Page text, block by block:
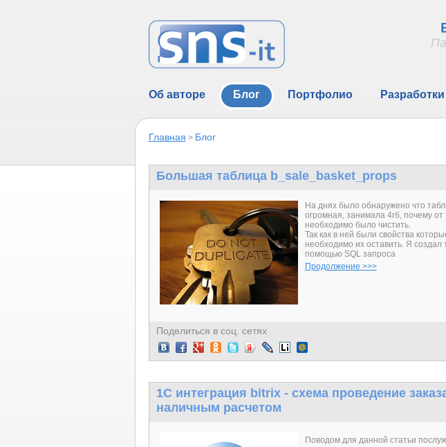
Об авторе Блог Портфолио Разработки
Главная > Блог
Большая таблица b_sale_basket_props
На днях было обнаружено что
огромная, занимала 4гб, почему
необходимо было чистить.
Так как в ней были свойства
необходимо их оставить. Я
помощью SQL запроса
Продолжение >>>
Поделиться в соц. сетях
1C интеграция bitrix - схема проведение
наличным расчетом
Поводом для данной статьи